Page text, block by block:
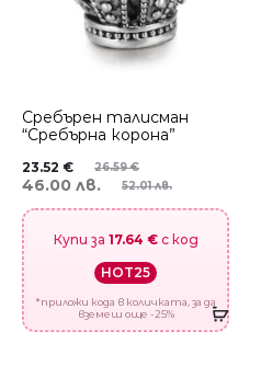
Сребърен талисман
“Сребърна корона”
26.59€
23.52 €
52.01 лв.
46.00 лв.
Купи за 17.64 €с код
HOT25
*приложи кода в количката, за да
вземеш още -25%